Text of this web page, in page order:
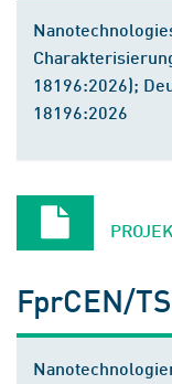
18196:2026);
18196:2026
FprCEN/